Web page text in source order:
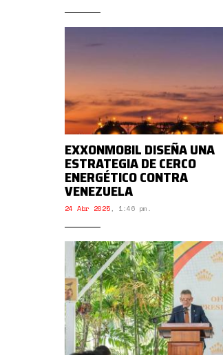
EXXONMOBIL DISEÑA UNA
ESTRATEGIA DE CERCO
ENERGÉTICO CONTRA
VENEZUELA
24 Abr 2025, 1:46 pm.